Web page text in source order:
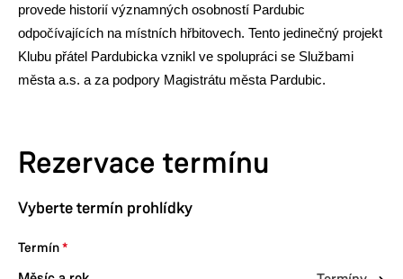
provede historií významných osobností Pardubic
odpočívajících na místních hřbitovech. Tento jedinečný projekt
Klubu přátel Pardubicka vznikl ve spolupráci se Službami
města a.s. a za podpory Magistrátu města Pardubic.
Rezervace termínu
Vyberte termín prohlídky
Termín